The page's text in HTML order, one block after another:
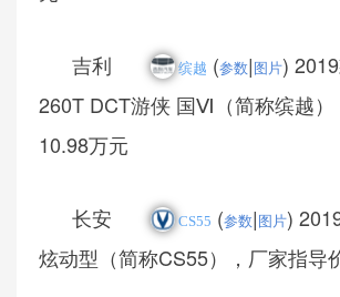
吉利 缤越 (参数| 图片)
260T DCT游侠 国Ⅵ（简称缤越）
10.98万元
长安 CS55 (参数| 图片)
炫动型（简称CS55），厂家指导